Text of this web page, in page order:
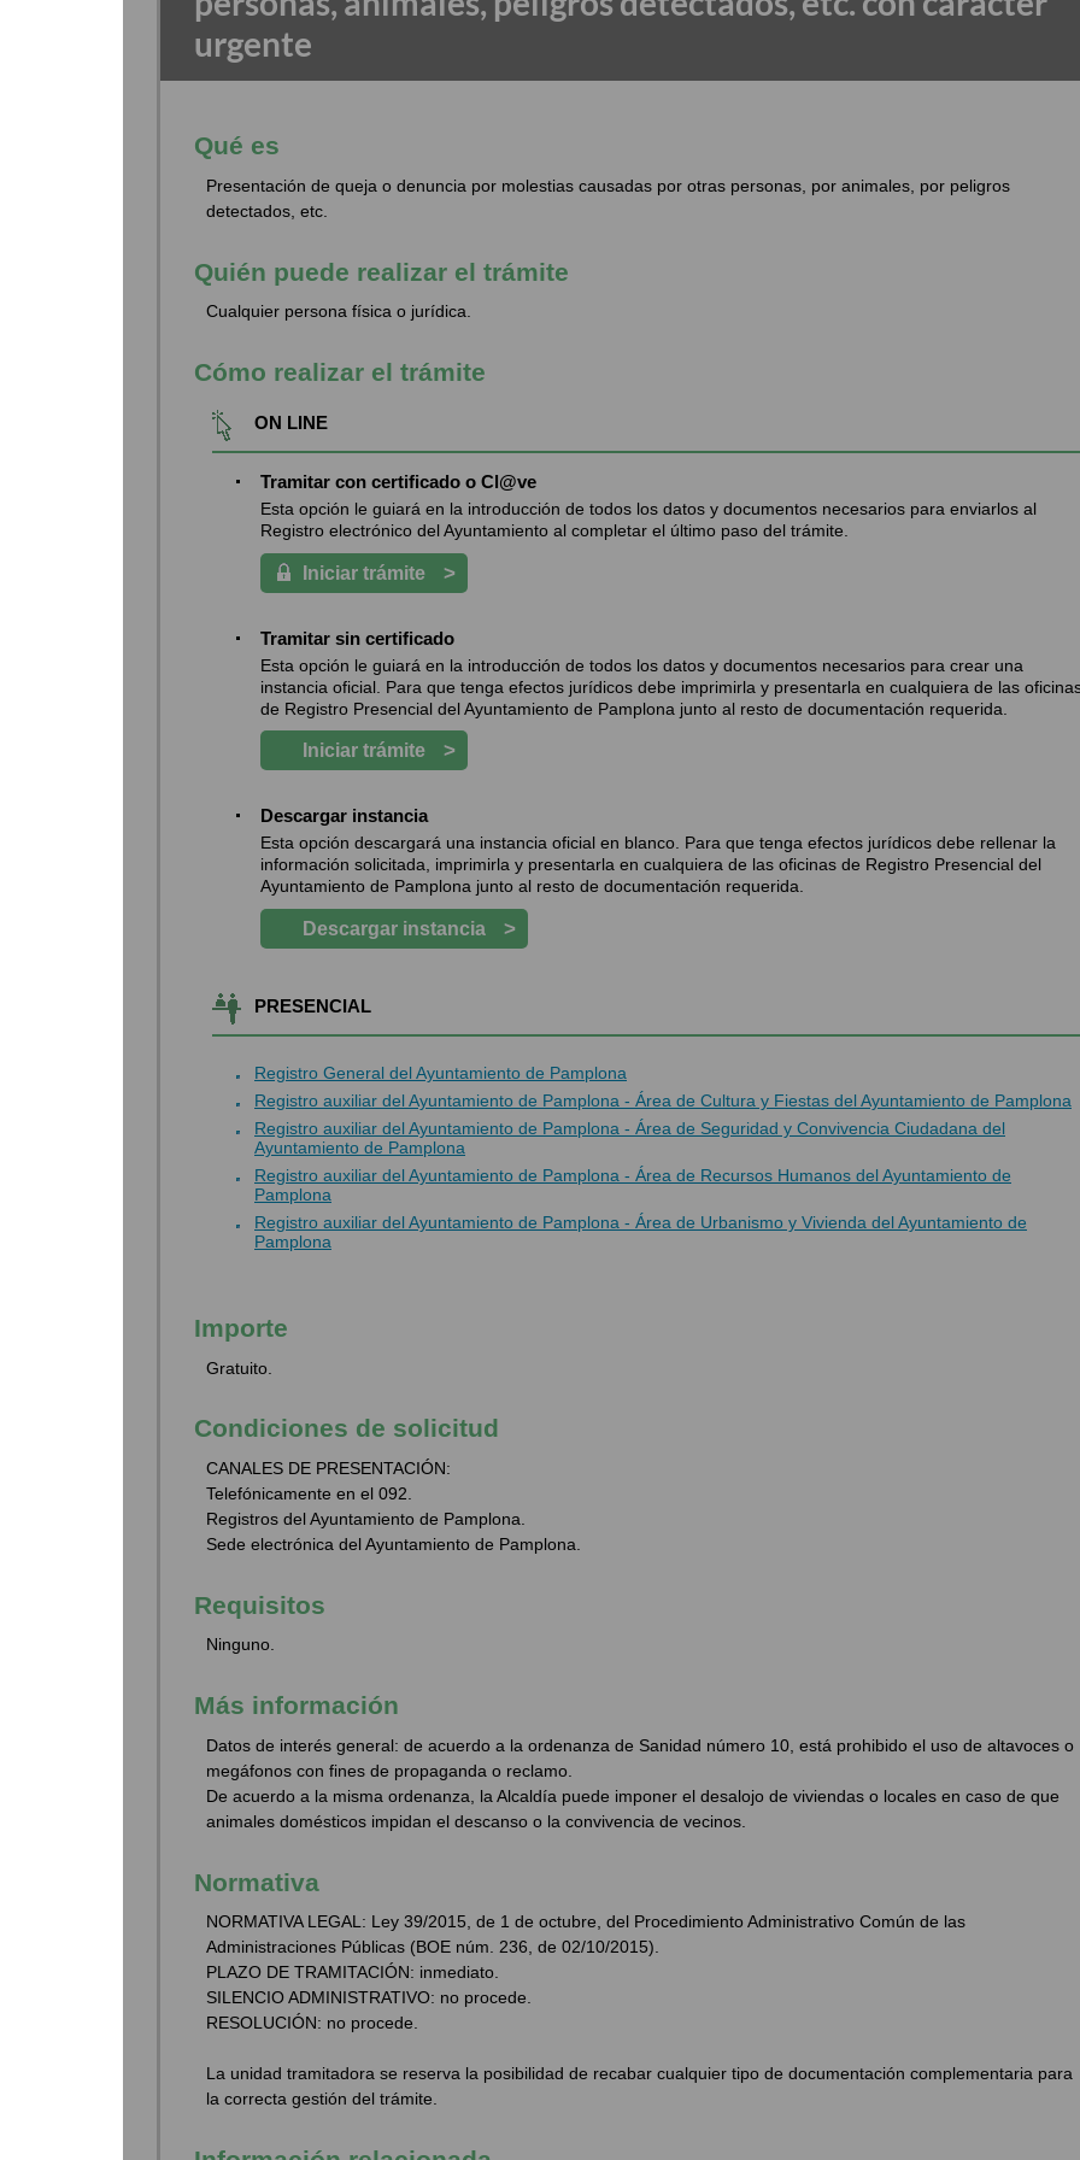
urgente
Qué es
Presentación de queja o denuncia por molestias causadas por otras personas, por animales, por peligros
detectados, etc.
Quién puede realizar el trámite
Cualquier persona física o jurídica.
Cómo realizar el trámite
ON LINE
Tramitar con certificado o Cl@ve
Esta opción le guiará en la introducción de todos los datos y documentos necesarios para enviarlos al
Registro electrónico del Ayuntamiento al completar el último paso del trámite.
Iniciar trámite >
Tramitar sin certificado
Esta opción le guiará en la introducción de todos los datos y documentos necesarios para crear una
instancia oficial. Para que tenga efectos jurídicos debe imprimirla y presentarla en cualquiera de las
de Registro Presencial del Ayuntamiento de Pamplona junto al resto de documentación requerida.
Iniciar trámite >
Descargar instancia
Esta opción descargará una instancia oficial en blanco. Para que tenga efectos jurídicos debe rellenar la
información solicitada, imprimirla y presentarla en cualquiera de las oficinas de Registro Presencial del
Ayuntamiento de Pamplona junto al resto de documentación requerida.
Descargar instancia >
PRESENCIAL
Registro General del Ayuntamiento de Pamplona
Registro auxiliar del Ayuntamiento de Pamplona - Área de Cultura y Fiestas del Ayuntamiento de Pamplona
Registro auxiliar del Ayuntamiento de Pamplona - Área de Seguridad y Convivencia Ciudadana del
Ayuntamiento de Pamplona
Registro auxiliar del Ayuntamiento de Pamplona - Área de Recursos Humanos del Ayuntamiento de
Pamplona
Registro auxiliar del Ayuntamiento de Pamplona - Área de Urbanismo y Vivienda del Ayuntamiento de
Pamplona
Importe
Gratuito.
Condiciones de solicitud
CANALES DE PRESENTACIÓN:
Telefónicamente en el 092.
Registros del Ayuntamiento de Pamplona.
Sede electrónica del Ayuntamiento de Pamplona.
Requisitos
Ninguno.
Más información
Datos de interés general: de acuerdo a la ordenanza de Sanidad número 10, está prohibido el uso de altavoces o
megáfonos con fines de propaganda o reclamo.
De acuerdo a la misma ordenanza, la Alcaldía puede imponer el desalojo de viviendas o locales en caso de que
animales domésticos impidan el descanso o la convivencia de vecinos.
Normativa
NORMATIVA LEGAL: Ley 39/2015, de 1 de octubre, del Procedimiento Administrativo Común de las
Administraciones Públicas (BOE núm. 236, de 02/10/2015).
PLAZO DE TRAMITACIÓN: inmediato.
SILENCIO ADMINISTRATIVO: no procede.
RESOLUCIÓN: no procede.
La unidad tramitadora se reserva la posibilidad de recabar cualquier tipo de documentación complementaria para
la correcta gestión del trámite.